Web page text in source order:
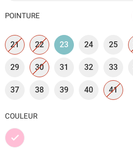
POINTURE
21 22 23 24 25
29 30 31 32 33
37 38 39 40 41
COULEUR
Rose